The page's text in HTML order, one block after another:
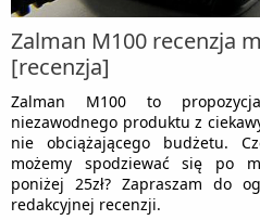
Zalman M100 recenzja
[recenzja]
Zalman M100 to
niezawodnego produktu z
nie obciążającego budżetu.
możemy spodziewać się po
poniżej 25zł? Zapraszam do
redakcyjnej recenzji.